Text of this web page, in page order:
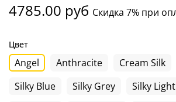
4785.00 руб Скидка 7% при
Цвет
Angel Anthracite Cream Silk
Silky Blue
Silky Grey
Silky